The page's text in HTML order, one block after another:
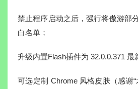
禁止程序启动之后，强行将傲游部
白名单；
升级内置Flash插件为 32.0.0.371 最
可选定制 Chrome 风格皮肤（感谢